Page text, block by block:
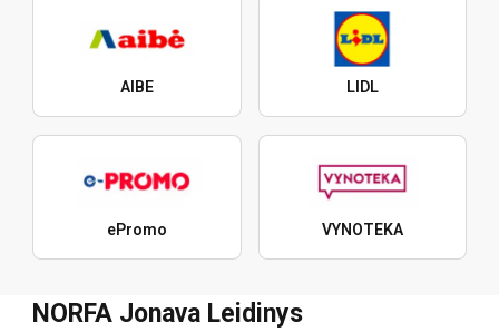
AIBE LIDL
ePromo VYNOTEKA
NORFA Jonava Leidinys